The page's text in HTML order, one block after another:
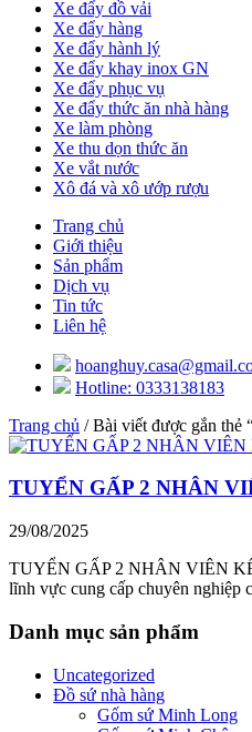
Xe đẩy đồ vải
Xe đẩy hàng
Xe đẩy hành lý
Xe đẩy khay inox GN
Xe đẩy phục vụ
Xe đẩy thức ăn nhà hàng
Xe làm phòng
Xe thu dọn thức ăn
Xe vắt nước
Xô đá và xô ướp rượu
Trang chủ
Giới thiệu
Sản phẩm
Dịch vụ
Tin tức
Liên hệ
Hotline: 0333138183
Trang chủ / Bài viết được gắn thẻ
TUYỂN GẤP 2 NHÂN
29/08/2025
TUYỂN GẤP 2 NHÂN VIÊN
lĩnh vực cung cấp chuyên nghiệp
Danh mục sản phẩm
Uncategorized
Đồ sứ nhà hàng
Gốm sứ Minh Long